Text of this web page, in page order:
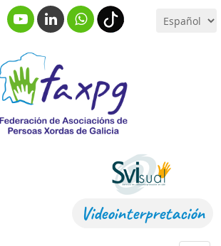
Videointerpretación